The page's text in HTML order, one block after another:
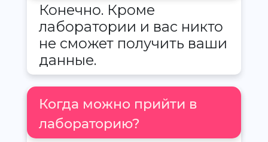
Конечно. Кроме
лаборатории и вас никто
не сможет получить ваши
данные.
Когда можно прийти в
лабораторию?